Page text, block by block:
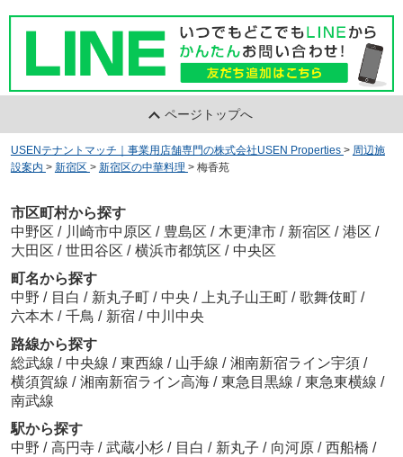
ページトップへ
USENテナントマッチ｜事業用店舗専門の株式会社USEN Properties > 周辺施
設案内 > 新宿区 > 新宿区の中華料理 > 梅香苑
市区町村から探す
中野区 / 川崎市中原区 / 豊島区 / 木更津市 / 新宿区 / 港区 /
大田区 / 世田谷区 / 横浜市都筑区 / 中央区
町名から探す
中野 / 目白 / 新丸子町 / 中央 / 上丸子山王町 / 歌舞伎町 /
六本木 / 千鳥 / 新宿 / 中川中央
路線から探す
総武線 / 中央線 / 東西線 / 山手線 / 湘南新宿ライン宇須 /
横須賀線 / 湘南新宿ライン高海 / 東急目黒線 / 東急東横線 /
南武線
駅から探す
中野 / 高円寺 / 武蔵小杉 / 目白 / 新丸子 / 向河原 / 西船橋 /